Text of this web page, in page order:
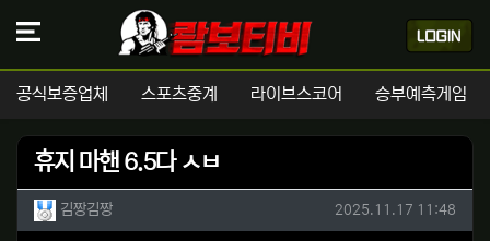
공식보증업체 스포츠중계 라이브스코어 승부예측게임
휴지 마핸 6.5다 ㅅㅂ
작성자 정보
김짱김짱작성 작성일
2025.11.17 11:48